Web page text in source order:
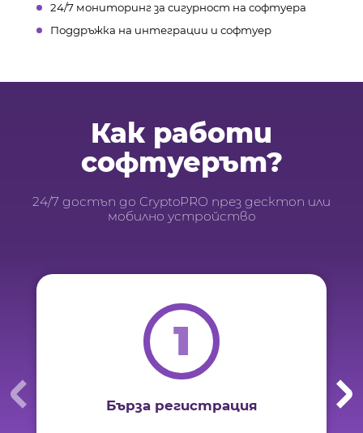
24/7 мониторинг за сигурност на софтуера
Поддръжка на интеграции и софтуер
Как работи
софтуерът?
24/7 достъп до CryptoPRO през десктоп или
мобилно устройство
1
Бърза регистрация